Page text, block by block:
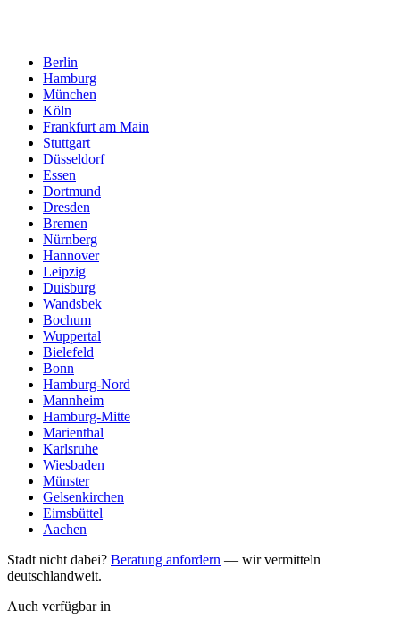
Berlin
Hamburg
München
Köln
Frankfurt am Main
Stuttgart
Düsseldorf
Essen
Dortmund
Dresden
Bremen
Nürnberg
Hannover
Leipzig
Duisburg
Wandsbek
Bochum
Wuppertal
Bielefeld
Bonn
Hamburg-Nord
Mannheim
Hamburg-Mitte
Marienthal
Karlsruhe
Wiesbaden
Münster
Gelsenkirchen
Eimsbüttel
Aachen
Stadt nicht dabei? Beratung anfordern — wir vermitteln
deutschlandweit.
Auch verfügbar in